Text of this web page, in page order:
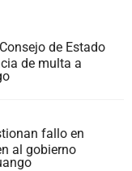
de Estado
de multa a
fallo en
al gobierno